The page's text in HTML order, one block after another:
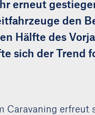
erneut
den
Hälfte des
sich der Trend
Caravaning